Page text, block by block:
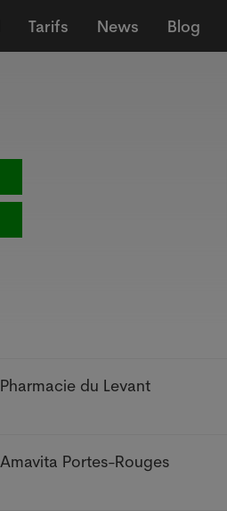
Tarifs News Blog
Pharmacie du Levant
Amavita Portes-Rouges